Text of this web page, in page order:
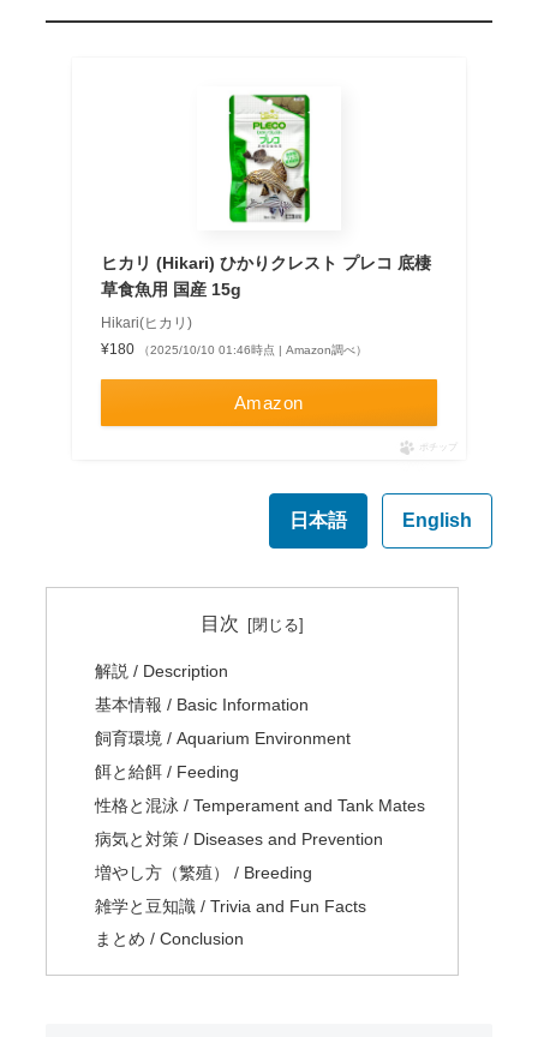
ヒカリ (Hikari) ひかりクレスト プレコ 底棲
草食魚用 国産 15g
Hikari(ヒカリ)
¥180
（2025/10/10 01:46時点 | Amazon調べ）
Amazon
ポチップ
日本語 English
目次
解説 / Description
基本情報 / Basic Information
飼育環境 / Aquarium Environment
餌と給餌 / Feeding
性格と混泳 / Temperament and Tank Mates
病気と対策 / Diseases and Prevention
増やし方（繁殖） / Breeding
雑学と豆知識 / Trivia and Fun Facts
まとめ / Conclusion